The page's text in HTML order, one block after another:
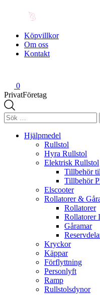
Köpvillkor
Om oss
Kontakt
0
PrivatFöretag
Sök
efter:
Hjälpmedel
Rullstol
Hyra Rullstol
Elektrisk Rullstol
Tillbehör
Tillbehör
Elscooter
Rollatorer &
Rollatorer
Rollatorer
Gåramar
Kryckor
Käppar
Förflyttning
Personlyft
Ramp
Rullstolsdynor